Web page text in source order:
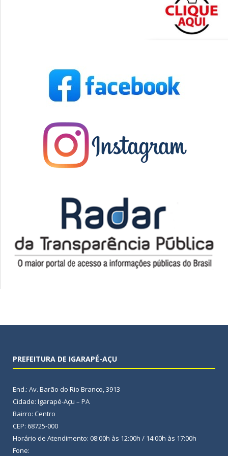
PREFEITURA DE IGARAPÉ-AÇU
End.: Av. Barão do Rio Branco, 3913
Cidade: Igarapé-Açu – PA
Bairro: Centro
CEP: 68725-000
Horário de Atendimento: 08:00h às 12:00h / 14:00h às 17:00h
Fone: